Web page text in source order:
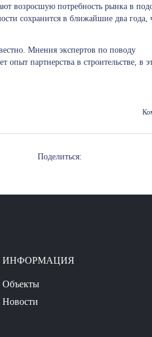
возросшую потребность рынка в
сохранится в ближайшие два года,
Мнения экспертов по поводу
партнерства в строительстве, в
Поделиться:
ИНФОРМАЦИЯ
Объекты
Новости